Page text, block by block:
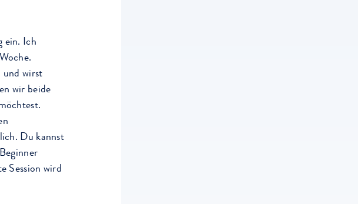
ein. Ich
und wirst
wir beide
Du kannst
nner
Session wird